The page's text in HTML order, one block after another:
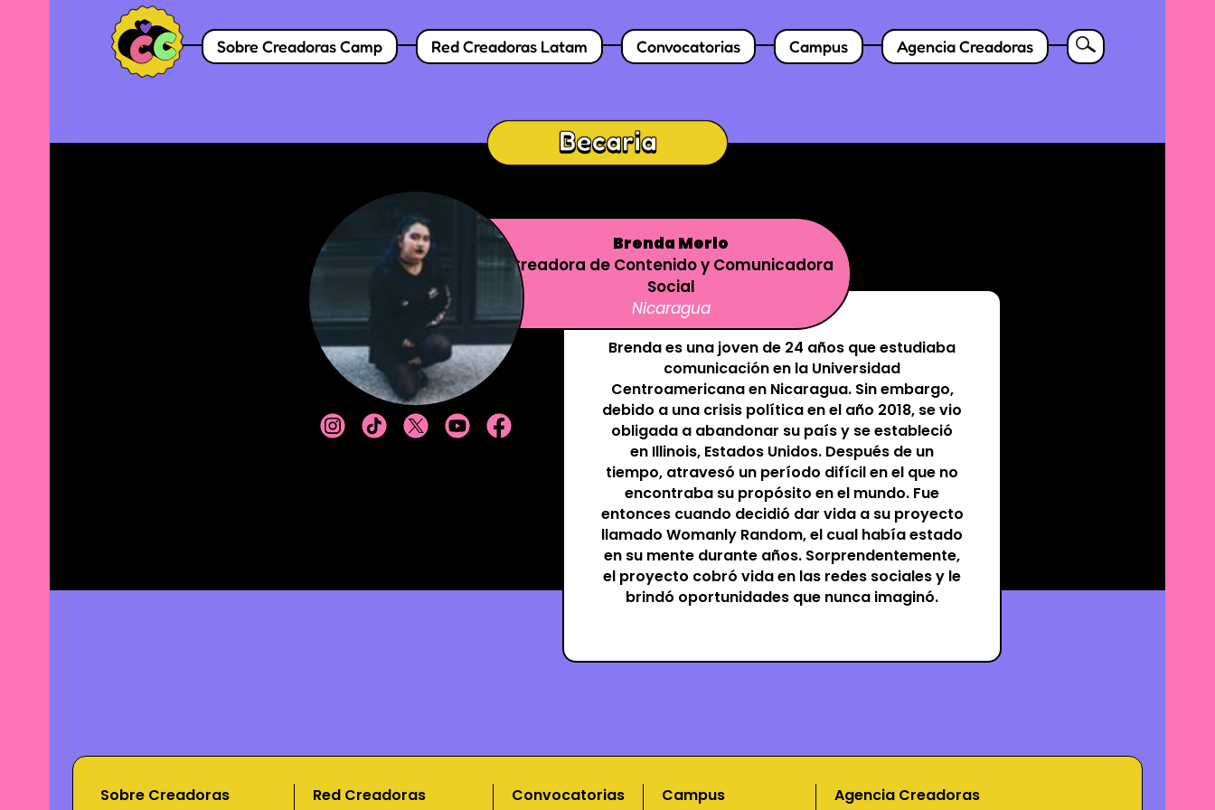
Sobre Creadoras Camp Red Creadoras Latam Convocatorias Campus Agencia Creadoras
Brenda Merlo
Creadora de Contenido y Comunicadora
Social
Nicaragua
Brenda es una joven de 24 años que estudiaba
comunicación en la Universidad
Centroamericana en Nicaragua. Sin embargo,
debido a una crisis política en el año 2018, se vio
obligada a abandonar su país y se estableció
en Illinois, Estados Unidos. Después de un
tiempo, atravesó un período difícil en el que no
encontraba su propósito en el mundo. Fue
entonces cuando decidió dar vida a su proyecto
llamado Womanly Random, el cual había estado
en su mente durante años. Sorprendentemente,
el proyecto cobró vida en las redes sociales y le
brindó oportunidades que nunca imaginó.
Sobre Creadoras
Red Creadoras
Convocatorias
Campus
Agencia Creadoras